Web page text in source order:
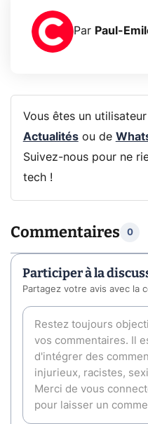
Par Paul-
Vous êtes un
Actualitésou de
Suivez-nous pour ne
tech !
Commentaires 0
Participer à la
Partagez votre avis avec la